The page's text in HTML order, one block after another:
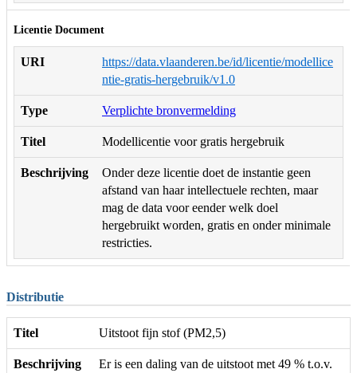
Licentie Document
URI
https://data.vlaanderen.be/id/licentie/modellice
ntie-gratis-hergebruik/v1.0
Type Verplichte bronvermelding
Titel Modellicentie voor gratis hergebruik
Beschrijving
Onder deze licentie doet de instantie geen
afstand van haar intellectuele rechten, maar
mag de data voor eender welk doel
hergebruikt worden, gratis en onder minimale
restricties.
Distributie
Titel Uitstoot fijn stof (PM2,5)
Beschrijving
Er is een daling van de uitstoot met 49 % t.o.v.